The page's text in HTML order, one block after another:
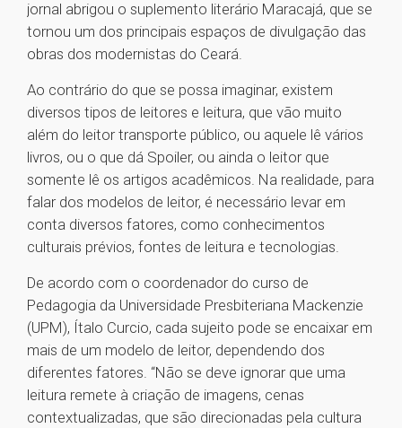
jornal abrigou o suplemento literário Maracajá, que se
tornou um dos principais espaços de divulgação das
obras dos modernistas do Ceará.
Ao contrário do que se possa imaginar, existem
diversos tipos de leitores e leitura, que vão muito
além do leitor transporte público, ou aquele lê vários
livros, ou o que dá Spoiler, ou ainda o leitor que
somente lê os artigos acadêmicos. Na realidade, para
falar dos modelos de leitor, é necessário levar em
conta diversos fatores, como conhecimentos
culturais prévios, fontes de leitura e tecnologias.
De acordo com o coordenador do curso de
Pedagogia da Universidade Presbiteriana Mackenzie
(UPM), Ítalo Curcio, cada sujeito pode se encaixar em
mais de um modelo de leitor, dependendo dos
diferentes fatores. “Não se deve ignorar que uma
leitura remete à criação de imagens, cenas
contextualizadas, que são direcionadas pela cultura